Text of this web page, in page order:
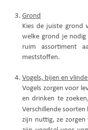
Grond
Kies de juiste grond
welke grond je
ruim assortiment
meststoffen.
Vogels, bijen en
Vogels zorgen voor
en drinken te
Verschillende soorten
zijn nuttig, ze